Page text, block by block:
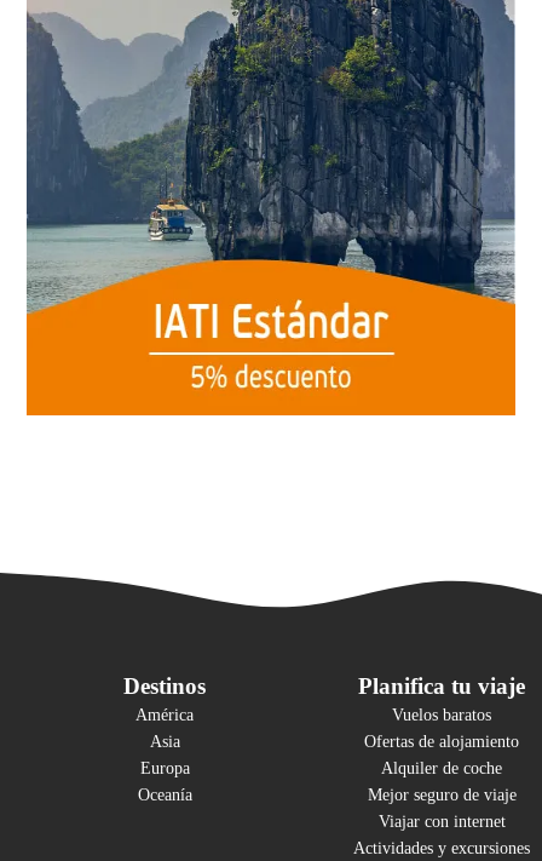
Destinos
América
Asia
Europa
Oceanía
Planifica tu viaje
Vuelos baratos
Ofertas de alojamiento
Alquiler de coche
Mejor seguro de viaje
Viajar con internet
Actividades y excursiones